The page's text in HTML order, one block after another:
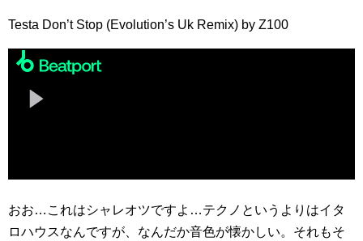
Testa Don’t Stop (Evolution’s Uk Remix) by Z100
おお…これはシャレオツですよ…テクノというよりはイタ
ロハウスなんですが、なんだか音色が懐かしい。それもそ